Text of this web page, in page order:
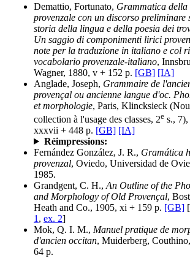
Demattio, Fortunato, Grammatica
provenzale con un discorso preliminare
storia della lingua e della poesia dei
Un saggio di componimenti lirici
note per la traduzione in italiano e col
vocabolario provenzale-italiano,
Wagner, 1880, v + 152 p. [GB] [IA]
Anglade, Joseph, Grammaire de
provençal ou ancienne langue d'oc.
et morphologie, Paris, Klincksieck
collection à l'usage des classes, 2e s.,
xxxvii + 448 p. [GB] [IA]
Réimpressions:
Fernández González, J. R., Gramática
provenzal, Oviedo, Universidad de
1985.
Grandgent, C. H., An Outline of the
and Morphology of Old Provençal,
Heath and Co., 1905, xi + 159 p. [GB]
1 , ex. 2]
Mok, Q. I. M., Manuel pratique de
d'ancien occitan, Muiderberg,
64 p.